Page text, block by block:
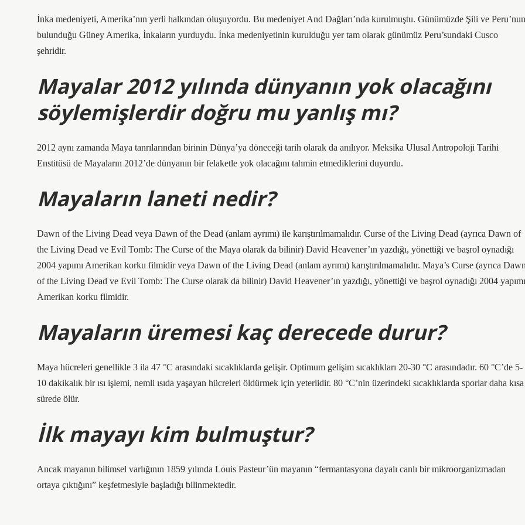
İnka medeniyeti, Amerika’nın yerli halkından oluşuyordu. Bu medeniyet And Dağları’nda kurulmuştu. Günümüzde Şili ve Peru’nun
bulunduğu Güney Amerika, İnkaların yurduydu. İnka medeniyetinin kurulduğu yer tam olarak günümüz Peru’sundaki Cusco
şehridir.
Mayalar 2012 yılında dünyanın yok olacağını
söylemişlerdir doğru mu yanlış mı?
2012 aynı zamanda Maya tanrılarından birinin Dünya’ya döneceği tarih olarak da anılıyor. Meksika Ulusal Antropoloji Tarihi
Enstitüsü de Mayaların 2012’de dünyanın bir felaketle yok olacağını tahmin etmediklerini duyurdu.
Mayaların laneti nedir?
Dawn of the Living Dead veya Dawn of the Dead (anlam ayrımı) ile karıştırılmamalıdır. Curse of the Living Dead (ayrıca Dawn of
the Living Dead ve Evil Tomb: The Curse of the Maya olarak da bilinir) David Heavener’ın yazdığı, yönettiği ve başrol oynadığı
2004 yapımı Amerikan korku filmidir veya Dawn of the Living Dead (anlam ayrımı) karıştırılmamalıdır. Maya’s Curse (ayrıca
of the Living Dead ve Evil Tomb: The Curse olarak da bilinir) David Heavener’ın yazdığı, yönettiği ve başrol oynadığı 2004 yapımı
Amerikan korku filmidir.
Mayaların üremesi kaç derecede durur?
Maya hücreleri genellikle 3 ila 47 °C arasındaki sıcaklıklarda gelişir. Optimum gelişim sıcaklıkları 20-30 °C arasındadır. 60 °C’de 5-
10 dakikalık bir ısı işlemi, nemli ısıda yaşayan hücreleri öldürmek için yeterlidir. 80 °C’nin üzerindeki sıcaklıklarda sporlar daha kısa
sürede ölür.
İlk mayayı kim bulmuştur?
Ancak mayanın bilimsel varlığının 1859 yılında Louis Pasteur’ün mayanın “fermantasyona dayalı canlı bir mikroorganizmadan
ortaya çıktığını” keşfetmesiyle başladığı bilinmektedir.